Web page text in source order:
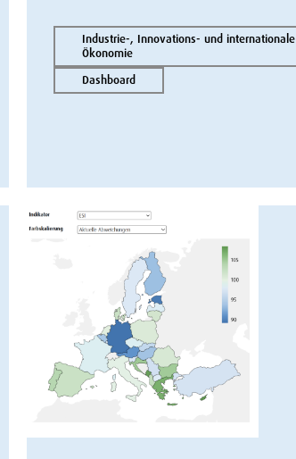
Industrie-, Innovations- und internationale
Ökonomie
Dashboard